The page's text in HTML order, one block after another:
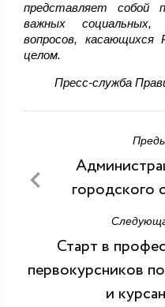
представляет собой
важных
вопросов, касающихся
целом.
Пресс-служба
городского
Старт в
первокурсников
и